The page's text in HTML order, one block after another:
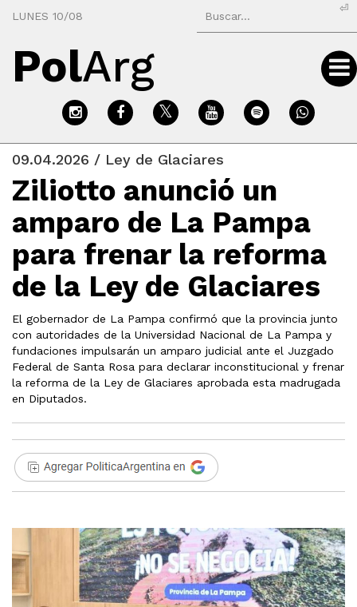
LUNES 10/08
⏎
PolArg
09.04.2026 / Ley de Glaciares
Ziliotto anunció un
amparo de La Pampa
para frenar la reforma
de la Ley de Glaciares
El gobernador de La Pampa confirmó que la provincia junto
con autoridades de la Universidad Nacional de La Pampa y
fundaciones impulsarán un amparo judicial ante el Juzgado
Federal de Santa Rosa para declarar inconstitucional y frenar
la reforma de la Ley de Glaciares aprobada esta madrugada
en Diputados.